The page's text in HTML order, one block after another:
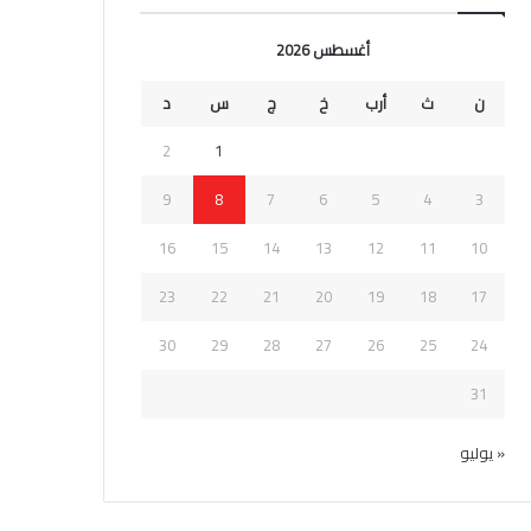
أغسطس 2026
ن
ث أرب خ ج س
د
1
2
3
4
5
6
7
8
9
10
11
12
13
14
15
16
17
18
19
20
21
22
23
24
25
26
27
28
29
30
31
« يوليو